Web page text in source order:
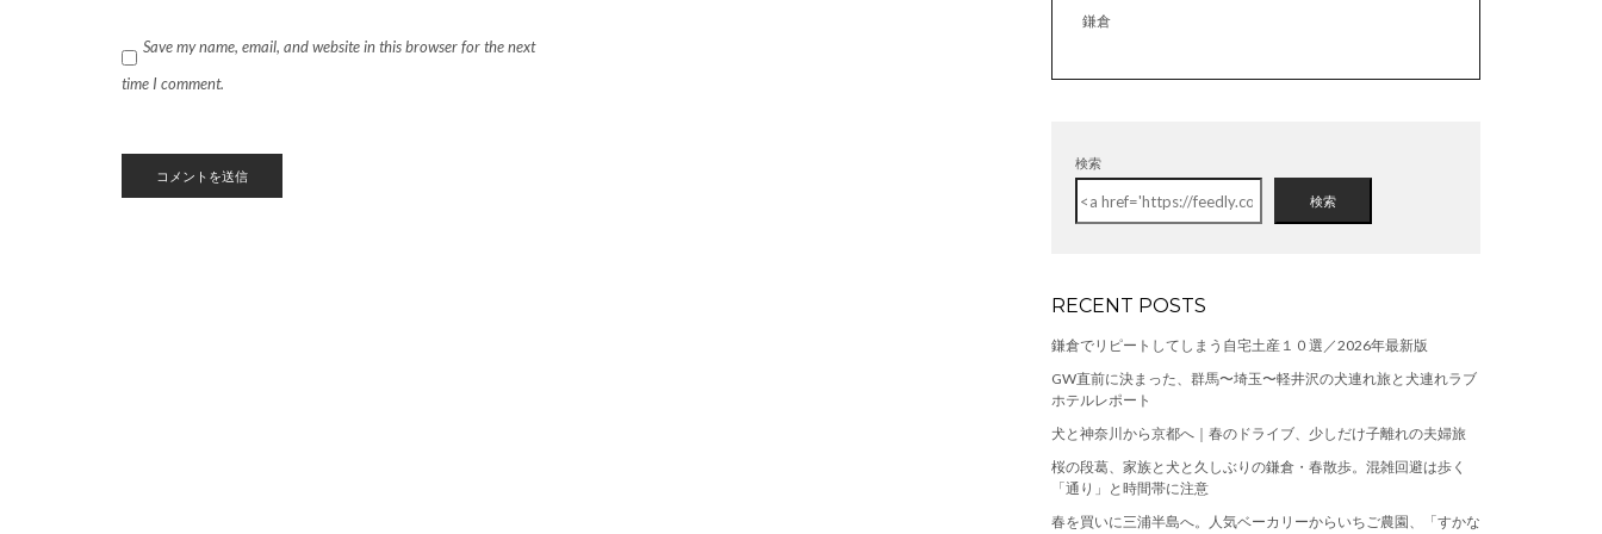
Save my name, email, and website in this browser for the next
time I comment.
鎌倉
検索
検索
RECENT POSTS
鎌倉でリピートしてしまう自宅土産１０選／2026年最新版
GW直前に決まった、群馬〜埼玉〜軽井沢の犬連れ旅と犬連れラブ
ホテルレポート
犬と神奈川から京都へ｜春のドライブ、少しだけ子離れの夫婦旅
桜の段葛、家族と犬と久しぶりの鎌倉・春散歩。混雑回避は歩く
「通り」と時間帯に注意
春を買いに三浦半島へ。人気ベーカリーからいちご農園、「すかな